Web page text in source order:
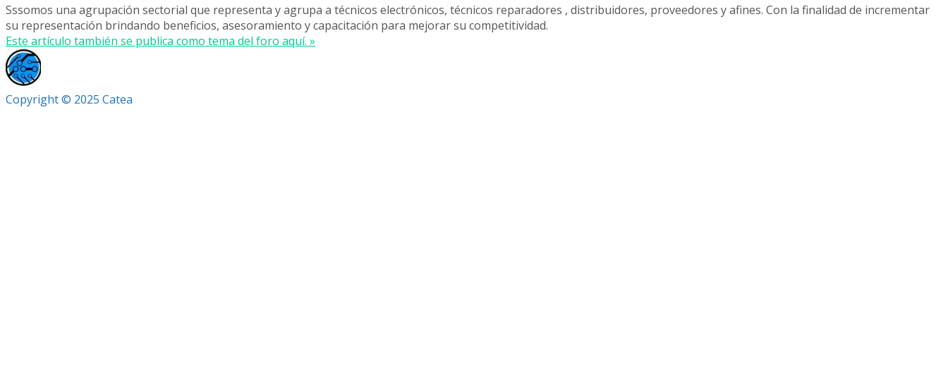
Sssomos una agrupación sectorial que representa y agrupa a técnicos electrónicos, técnicos reparadores , distribuidores, proveedores y afines. Con la finalidad de incrementar
su representación brindando beneficios, asesoramiento y capacitación para mejorar su competitividad.
Este artículo también se publica como tema del foro aquí. »
Copyright © 2025 Catea